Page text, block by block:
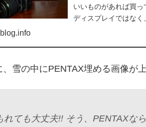
いいものがあれば買
ディスプレイではな
、雪の中にPENTAX埋める画像が
れても大丈夫!! そう、PENTAXな